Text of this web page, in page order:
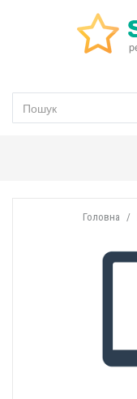
Головна